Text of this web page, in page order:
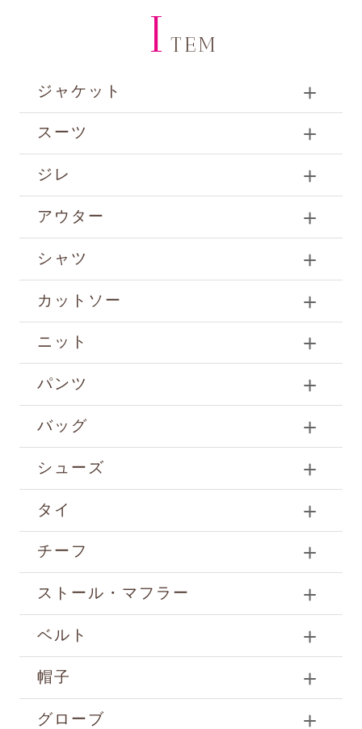
I TEM
ジャケット
スーツ
ジレ
アウター
シャツ
カットソー
ニット
パンツ
バッグ
シューズ
タイ
チーフ
ストール・マフラー
ベルト
帽子
グローブ